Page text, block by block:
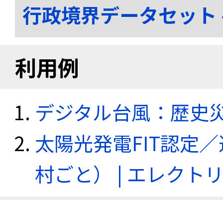
行政境界データセッ
利用例
デジタル台風：歴史
太陽光発電FIT認定
村ごと） | エレクト